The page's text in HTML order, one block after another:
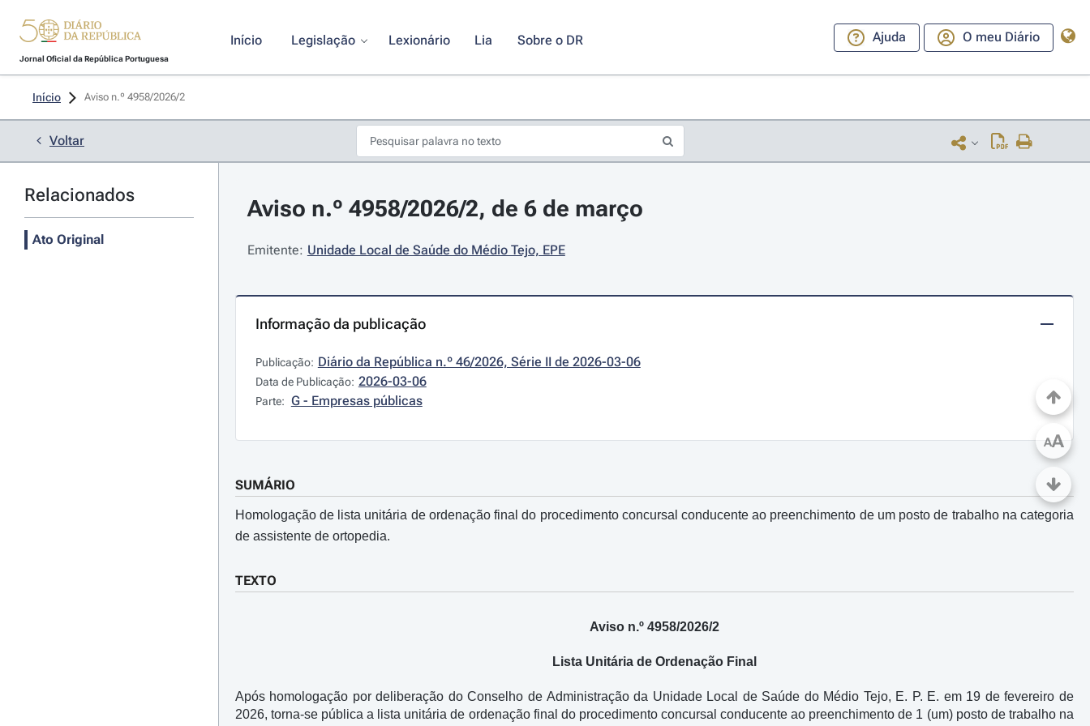
Jornal Oficial da República Portuguesa
Início Legislação Lexionário Lia Sobre o DR Ajuda O meu Diário
Início Aviso n.º 4958/2026/2
Voltar
Relacionados
Ato Original
Aviso n.º 4958/2026/2, de 6 de março
Emitente: Unidade Local de Saúde do Médio Tejo, EPE
Informação da publicação
Publicação: Diário da República n.º 46/2026, Série II de 2026-03-06
Data de Publicação: 2026-03-06
Parte: G - Empresas públicas
SUMÁRIO
Homologação de lista unitária de ordenação final do procedimento concursal conducente ao preenchimento de um posto de trabalho na categoria
de assistente de ortopedia.
TEXTO
Aviso n.º 4958/2026/2
Lista Unitária de Ordenação Final
Após homologação por deliberação do Conselho de Administração da Unidade Local de Saúde do Médio Tejo, E. P. E. em 19 de fevereiro de
2026, torna-se pública a lista unitária de ordenação final do procedimento concursal conducente ao preenchimento de 1 (um) posto de trabalho na
AA